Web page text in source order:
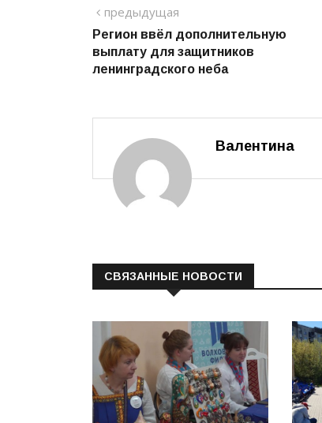
Навигация
по
записям
предыдущая
Регион ввёл дополнительную
выплату для защитников
ленинградского неба
Валентина
СВЯЗАННЫЕ НОВОСТИ